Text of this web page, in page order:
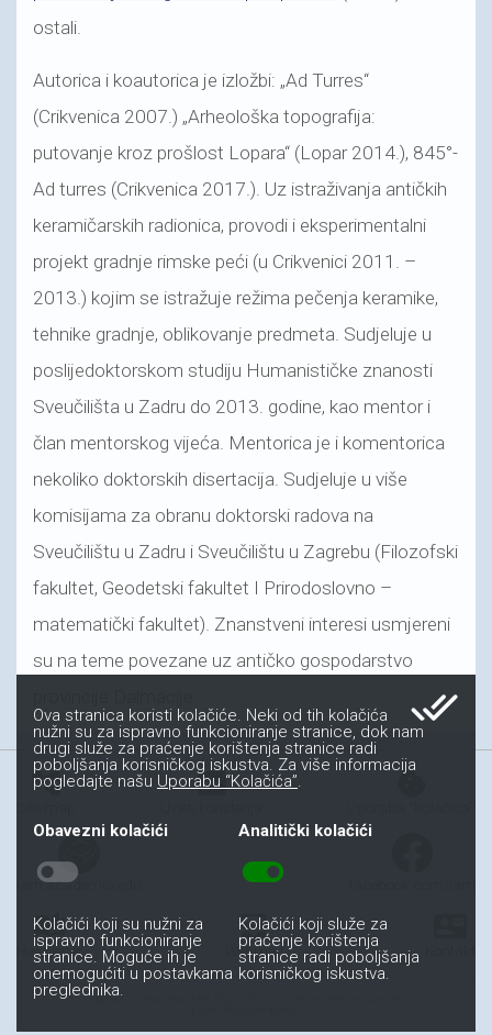
ostali.
Autorica i koautorica je izložbi: „Ad Turres“
(Crikvenica 2007.) „Arheološka topografija:
putovanje kroz prošlost Lopara“ (Lopar 2014.), 845°-
Ad turres (Crikvenica 2017.). Uz istraživanja antičkih
keramičarskih radionica, provodi i eksperimentalni
projekt gradnje rimske peći (u Crikvenici 2011. –
2013.) kojim se istražuje režima pečenja keramike,
tehnike gradnje, oblikovanje predmeta. Sudjeluje u
poslijedoktorskom studiju Humanističke znanosti
Sveučilišta u Zadru do 2013. godine, kao mentor i
član mentorskog vijeća. Mentorica je i komentorica
nekoliko doktorskih disertacija. Sudjeluje u više
komisijama za obranu doktorski radova na
Sveučilištu u Zadru i Sveučilištu u Zagrebu (Filozofski
fakultet, Geodetski fakultet I Prirodoslovno –
matematički fakultet). Znanstveni interesi usmjereni
su na teme povezane uz antičko gospodarstvo
account_tree fact_check cookie
iarh.academia.edu
auto_stories
Newsletter
all_inbox
Webmail
Copyright © svih priloga IARH 2003 – 2026, osim ako nije drukčije naznačeno
done_all
Ova stranica koristi kolačiće. Neki od tih kolačića
nužni su za ispravno funkcioniranje stranice, dok nam
drugi služe za praćenje korištenja stranice radi
poboljšanja korisničkog iskustva. Za više informacija
pogledajte našu Uporabu “Kolačića”.
Obavezni kolačići
toggle_off
Kolačići koji su nužni za
ispravno funkcioniranje
stranice. Moguće ih je
onemogućiti u postavkama
preglednika.
Analitički kolačići
toggle_on
Kolačići koji služe za
praćenje korištenja
stranice radi poboljšanja
korisničkog iskustva.